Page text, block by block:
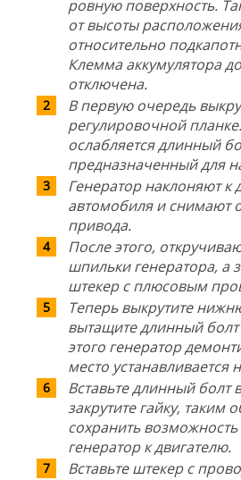
ровную поверхность.
от высоты
относительно
Клемма аккумулятора
отключена.
В первую очередь
регулировочной
ослабляется длинный
предназначенный для
Генератор наклоняют к
автомобиля и снимают
привода.
После этого,
шпильки генератора, а
штекер с плюсовым
Теперь выкрутите
вытащите длинный
этого генератор
место устанавливается
Вставьте длинный болт
закрутите гайку, таким
сохранить
генератор к двигателю.
Вставьте штекер с